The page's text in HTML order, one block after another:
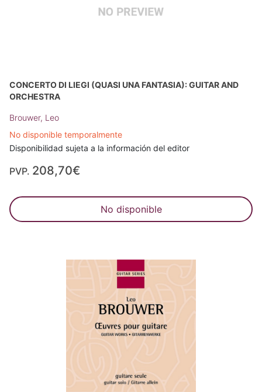
CONCERTO DI LIEGI (QUASI UNA FANTASIA): GUITAR AND
ORCHESTRA
Brouwer, Leo
No disponible temporalmente
Disponibilidad sujeta a la información del editor
PVP. 208,70€
No disponible